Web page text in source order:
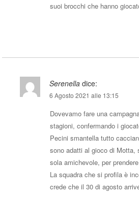
suoi brocchi che hanno
Serenella dice:
6 Agosto 2021 alle 13:15
Dovevamo fare una
stagioni, confermando i
Pecini smantella tutto
sono adatti al gioco di
sola amichevole, per
La squadra che si profila è
crede che il 30 di agosto